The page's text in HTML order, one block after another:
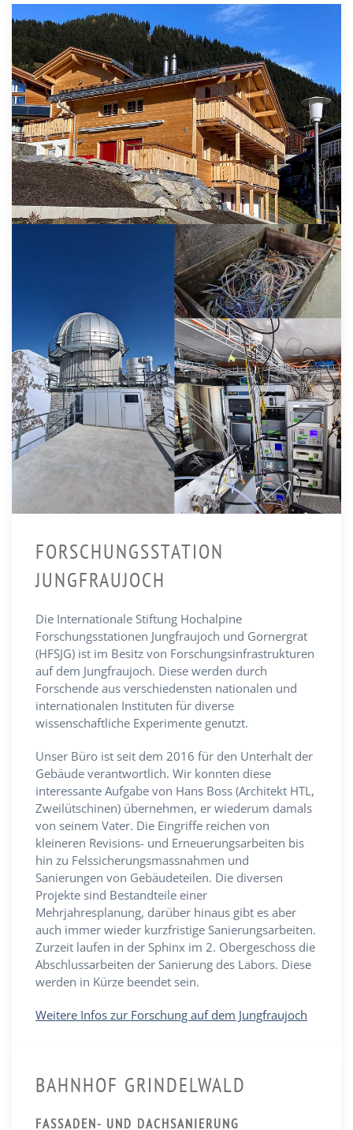
FORSCHUNGSSTATION
JUNGFRAUJOCH
Die Internationale Stiftung Hochalpine
Forschungsstationen Jungfraujoch und Gornergrat
(HFSJG) ist im Besitz von Forschungsinfrastrukturen
auf dem Jungfraujoch. Diese werden durch
Forschende aus verschiedensten nationalen und
internationalen Instituten für diverse
wissenschaftliche Experimente genutzt.
Unser Büro ist seit dem 2016 für den Unterhalt der
Gebäude verantwortlich. Wir konnten diese
interessante Aufgabe von Hans Boss (Architekt HTL,
Zweilütschinen) übernehmen, er wiederum damals
von seinem Vater. Die Eingriffe reichen von
kleineren Revisions- und Erneuerungsarbeiten bis
hin zu Felssicherungsmassnahmen und
Sanierungen von Gebäudeteilen. Die diversen
Projekte sind Bestandteile einer
Mehrjahresplanung, darüber hinaus gibt es aber
auch immer wieder kurzfristige Sanierungsarbeiten.
Zurzeit laufen in der Sphinx im 2. Obergeschoss die
Abschlussarbeiten der Sanierung des Labors. Diese
werden in Kürze beendet sein.
Weitere Infos zur Forschung auf dem Jungfraujoch
BAHNHOF GRINDELWALD
FASSADEN- UND DACHSANIERUNG